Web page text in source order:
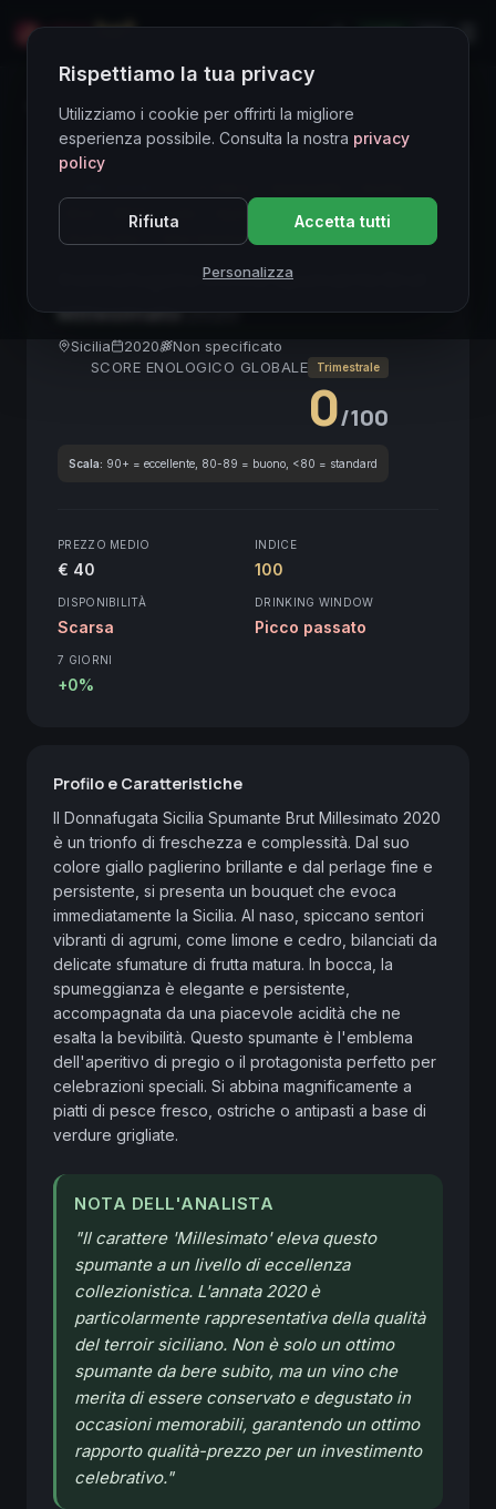
LIVE
Directory Vini
Millesimato
Donnafugata
Vino Spumante
Donnafugata Sicilia Spumante Brut
2020
Sicilia 2020
Non specificato
SCORE ENOLOGICO GLOBALE
Trimestrale
0/100
Scala: 90+ = eccellente, 80-89 = buono, <80 = standard
PREZZO MEDIO
€ 40
INDICE
100
DISPONIBILITÀ
Scarsa
DRINKING WINDOW
Picco passato
7 GIORNI
+0%
Profilo e Caratteristiche
Il Donnafugata Sicilia Spumante Brut Millesimato 2020
è un trionfo di freschezza e complessità. Dal suo
colore giallo paglierino brillante e dal perlage fine e
persistente, si presenta un bouquet che evoca
immediatamente la Sicilia. Al naso, spiccano sentori
vibranti di agrumi, come limone e cedro, bilanciati da
delicate sfumature di frutta matura. In bocca, la
spumeggianza è elegante e persistente,
accompagnata da una piacevole acidità che ne
esalta la bevibilità. Questo spumante è l'emblema
dell'aperitivo di pregio o il protagonista perfetto per
celebrazioni speciali. Si abbina magnificamente a
piatti di pesce fresco, ostriche o antipasti a base di
verdure grigliate.
NOTA DELL'ANALISTA
"Il carattere 'Millesimato' eleva questo
spumante a un livello di eccellenza
collezionistica. L'annata 2020 è
particolarmente rappresentativa della qualità
del terroir siciliano. Non è solo un ottimo
spumante da bere subito, ma un vino che
merita di essere conservato e degustato in
occasioni memorabili, garantendo un ottimo
rapporto qualità-prezzo per un investimento
celebrativo."
Rispettiamo la tua privacy
Utilizziamo i cookie per offrirti la migliore
esperienza possibile. Consulta la nostra privacy
policy
Rifiuta Accetta tutti
Personalizza